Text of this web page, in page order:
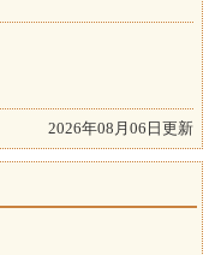
2026年08月06日更新